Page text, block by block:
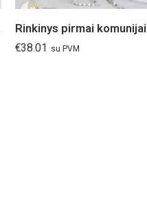
Rinkinys pirmai komunijai
€38.01 su PVM